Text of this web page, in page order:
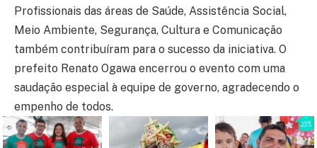
Profissionais das áreas de Saúde, Assistência Social,
Meio Ambiente, Segurança, Cultura e Comunicação
também contribuíram para o sucesso da iniciativa. O
prefeito Renato Ogawa encerrou o evento com uma
saudação especial à equipe de governo, agradecendo o
empenho de todos.